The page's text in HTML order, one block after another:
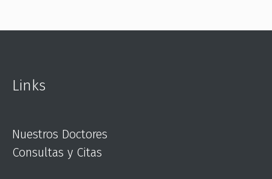
Links
Nuestros Doctores
Consultas y Citas